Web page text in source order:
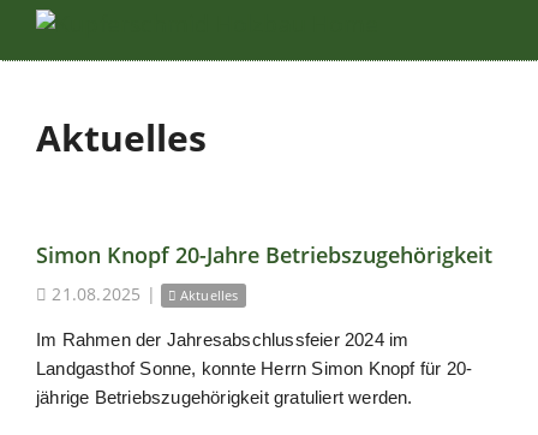
Aktuelles
Simon Knopf 20-Jahre Betriebszugehörigkeit
21.08.2025 | Aktuelles
Im Rahmen der Jahresabschlussfeier 2024 im
Landgasthof Sonne, konnte Herrn Simon Knopf für 20-
jährige Betriebszugehörigkeit gratuliert werden.